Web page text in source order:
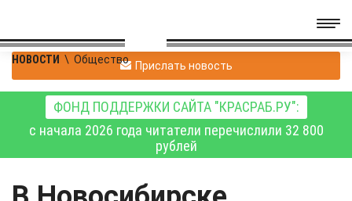
НОВОСТИ \ Общество Прислать новость
ФОНД ПОДДЕРЖКИ САЙТА "КРАСРАБ.РУ":
с начала 2026 года читатели перечислили 32 800
рублей